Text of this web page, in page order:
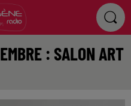
: SALON ART